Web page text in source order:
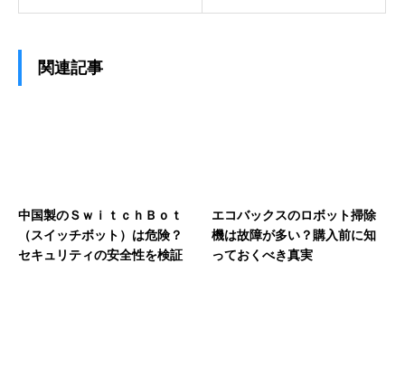
関連記事
中国製のＳｗｉｔｃｈＢｏｔ
（スイッチボット）は危険？
セキュリティの安全性を検証
エコバックスのロボット掃除
機は故障が多い？購入前に知
っておくべき真実